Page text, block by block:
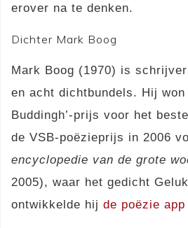
erover na te denken.
Dichter Mark Boog
Mark Boog (1970) is
en acht dichtbundels. Hij won
Buddingh’-prijs voor het
de VSB-poëzieprijs in 2006
encyclopedie van de grote
2005), waar het gedicht
ontwikkelde hij de poëzie